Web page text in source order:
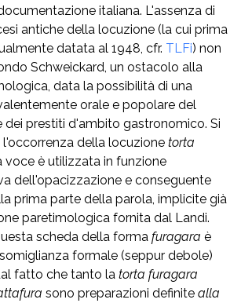
italiana. L'assenza di
antiche della locuzione (la cui prima
datata al 1948, cfr. TLFi) non
Schweickard, un ostacolo alla
data la possibilità di una
orale e popolare del
dei prestiti d'ambito gastronomico. Si
della locuzione torta
voce è utilizzata in funzione
dell'opacizzazione e conseguente
prima parte della parola, implicite già
paretimologica fornita dal Landi.
scheda della forma furagara è
formale (seppur debole)
fatto che tanto la torta furagara
sono preparazioni definite alla